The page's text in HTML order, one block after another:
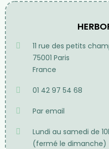
11 rue des petits
75001 Paris
France
01 42 97 54 68
Par email
Lundi au samedi de
(fermé le dimanche)